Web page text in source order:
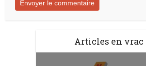
Articles en vrac